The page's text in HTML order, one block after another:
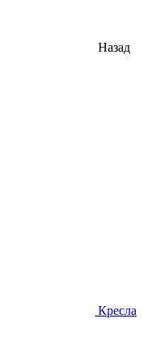
Назад
Кресла